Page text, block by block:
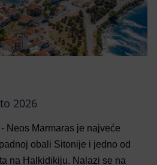
2026
Neos Marmaras je najveće
obali Sitonije i jedno od
na Halkidikiju. Nalazi se na